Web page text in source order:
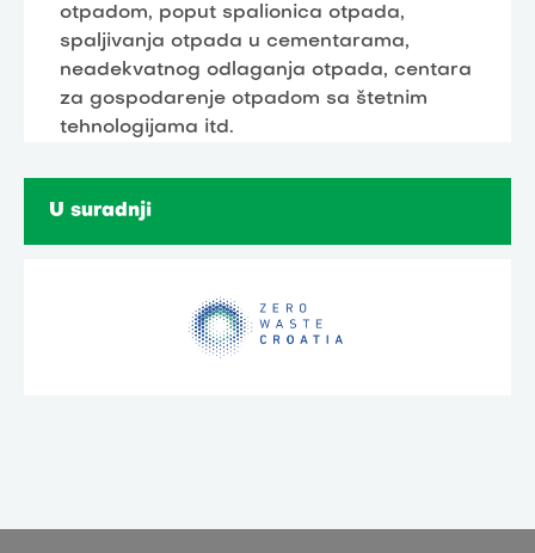
otpadom, poput spalionica otpada,
spaljivanja otpada u cementarama,
neadekvatnog odlaganja otpada, centara
za gospodarenje otpadom sa štetnim
tehnologijama itd.
U suradnji